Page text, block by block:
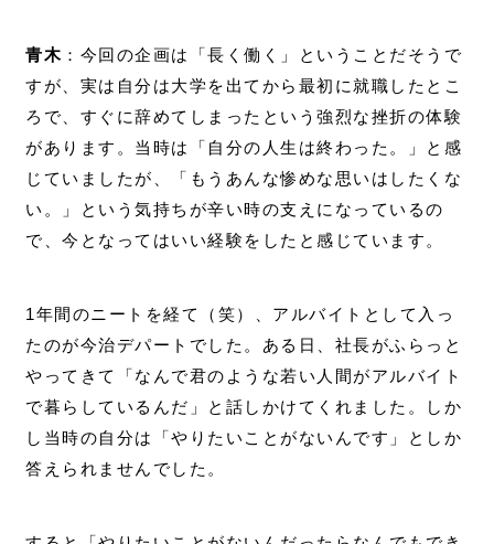
青木 ：今回の企画は「長く働く」ということだそうで
すが、実は自分は大学を出てから最初に就職したとこ
ろで、すぐに辞めてしまったという強烈な挫折の体験
があります。当時は「自分の人生は終わった。」と感
じていましたが、「もうあんな惨めな思いはしたくな
い。」という気持ちが辛い時の支えになっているの
で、今となってはいい経験をしたと感じています。
1年間のニートを経て（笑）、アルバイトとして入っ
たのが今治デパートでした。ある日、社長がふらっと
やってきて「なんで君のような若い人間がアルバイト
で暮らしているんだ」と話しかけてくれました。しか
し当時の自分は「やりたいことがないんです」としか
答えられませんでした。